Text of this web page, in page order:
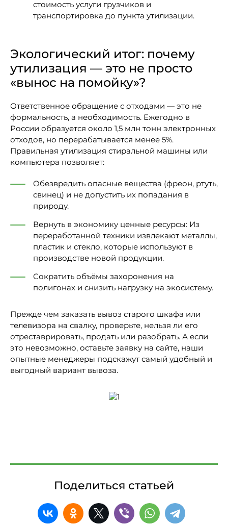
стоимость услуги грузчиков и
транспортировка до пункта утилизации.
Экологический итог: почему
утилизация — это не просто
«вынос на помойку»?
Ответственное обращение с отходами — это не
формальность, а необходимость. Ежегодно в
России образуется около 1,5 млн тонн электронных
отходов, но перерабатывается менее 5%.
Правильная утилизация стиральной машины или
компьютера позволяет:
Обезвредить опасные вещества (фреон, ртуть,
свинец) и не допустить их попадания в
природу.
Вернуть в экономику ценные ресурсы: Из
переработанной техники извлекают металлы,
пластик и стекло, которые используют в
производстве новой продукции.
Сократить объёмы захоронения на
полигонах и снизить нагрузку на экосистему.
Прежде чем заказать вывоз старого шкафа или
телевизора на свалку, проверьте, нельзя ли его
отреставрировать, продать или разобрать. А если
это невозможно, оставьте заявку на сайте, наши
опытные менеджеры подскажут самый удобный и
выгодный вариант вывоза.
Поделиться статьей